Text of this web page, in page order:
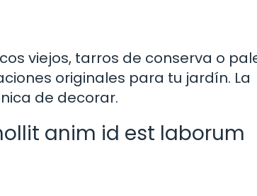
viejos, tarros de conserva o
originales para tu jardín. La
de decorar.
anim id est laborum